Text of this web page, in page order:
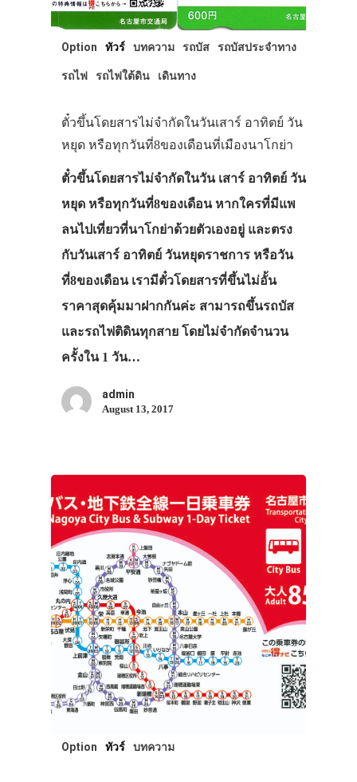
Option ทัวร์ บทความ รถบัส รถบัสประจำทาง
รถไฟ รถไฟใต้ดิน เดินทาง
ตั๋วขึ้นโดยสารไม่จำกัดในวันเสาร์ อาทิตย์ วัน
หยุด หรือทุกวันที่8ของเดือนที่เมืองนาโกย่า
ตั๋วขึ้นโดยสารไม่จำกัดในวัน เสาร์ อาทิตย์ วัน
หยุด หรือทุกวันที่8ของเดือน หากใครที่มีแพ
ลนไปเที่ยวที่นาโกย่าด้วยตัวเองอยู่ และตรง
กับวันเสาร์ อาทิตย์ วันหยุดราชการ หรือวัน
ที่8ของเดือน เรามีตั๋วโดยสารที่ขึ้นไม่อั้น
ราคาสุดคุ้มมาฝากกันค่ะ สามารถขึ้นรถบัส
และรถไฟติดินทุกสาย โดยไม่จำกัดจำนวน
ครั้งใน 1 วัน…
admin
August 13, 2017
Option ทัวร์ บทความ